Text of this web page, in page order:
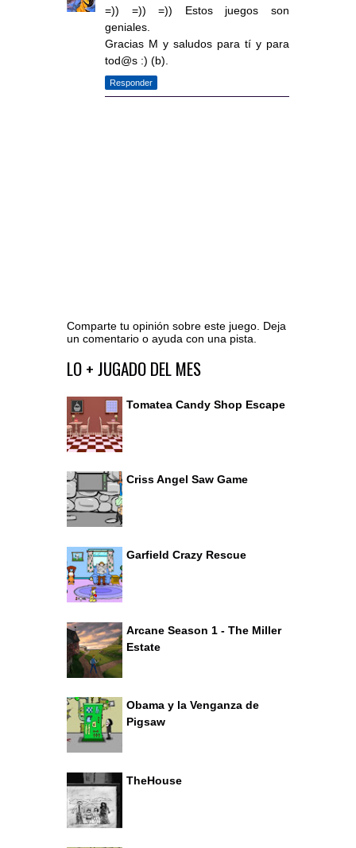
=)) =)) =)) Estos juegos son
geniales.
Gracias M y saludos para tí y para
tod@s :) (b).
Responder
Comparte tu opinión sobre este juego. Deja
un comentario o ayuda con una pista.
Ir al editor de comentarios
LO + JUGADO DEL MES
Tomatea Candy Shop Escape
Criss Angel Saw Game
Garfield Crazy Rescue
Arcane Season 1 - The Miller
Estate
Obama y la Venganza de
Pigsaw
TheHouse